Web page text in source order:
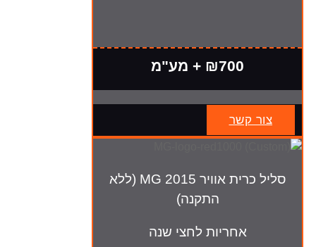
₪700 + מע"מ
צור קשר
סליל כרית אוויר MG 2015 (ללא
התקנה)
אחריות לחצי שנה